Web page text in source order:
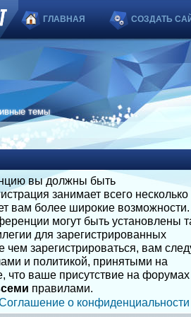
ГЛАВНАЯ СОЗДАТЬ
темы
вы должны быть
занимает всего несколько
вам более широкие возможности.
могут быть установлены
для зарегистрированных
чем зарегистрироваться, вам
и политикой, принятыми на
что ваше присутствие на форумах
правилами.
о конфиденциальности